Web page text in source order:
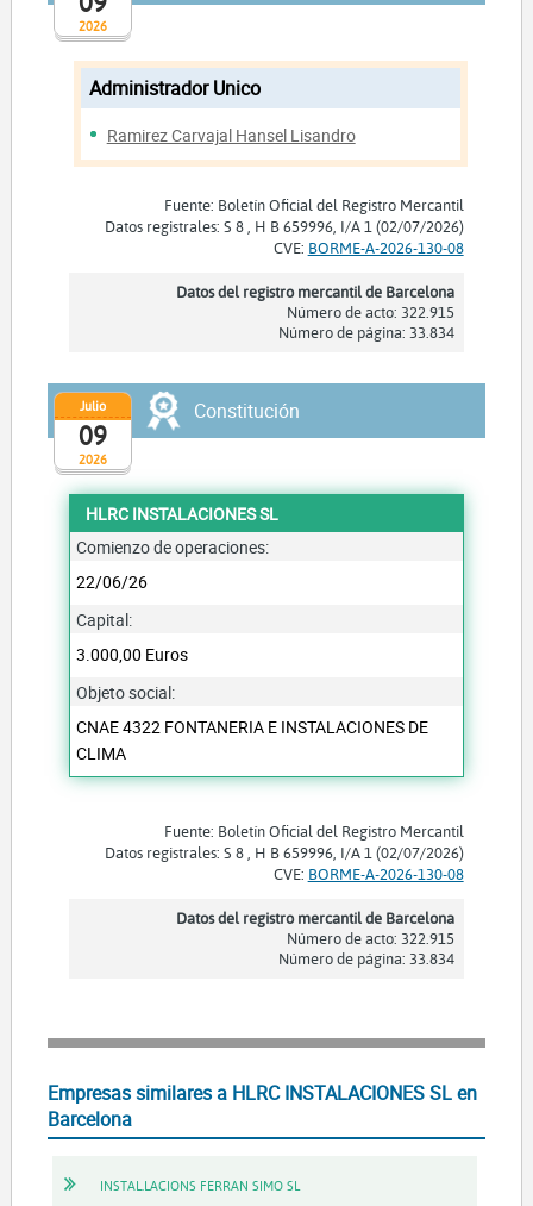
2026
Administrador Unico
Ramirez Carvajal Hansel Lisandro
Fuente: Boletín Oficial del Registro Mercantil
Datos registrales: S 8 , H B 659996, I/A 1 (02/07/2026)
CVE: BORME-A-2026-130-08
Datos del registro mercantil de Barcelona
Número de acto: 322.915
Número de página: 33.834
2026
Julio
09
Constitución
HLRC INSTALACIONES SL
Comienzo de operaciones:
22/06/26
Capital:
3.000,00 Euros
Objeto social:
CNAE 4322 FONTANERIA E INSTALACIONES DE
CLIMA
Fuente: Boletín Oficial del Registro Mercantil
Datos registrales: S 8 , H B 659996, I/A 1 (02/07/2026)
CVE: BORME-A-2026-130-08
Datos del registro mercantil de Barcelona
Número de acto: 322.915
Número de página: 33.834
Empresas similares a HLRC INSTALACIONES SL en
Barcelona
INSTAL.LACIONS FERRAN SIMO SL